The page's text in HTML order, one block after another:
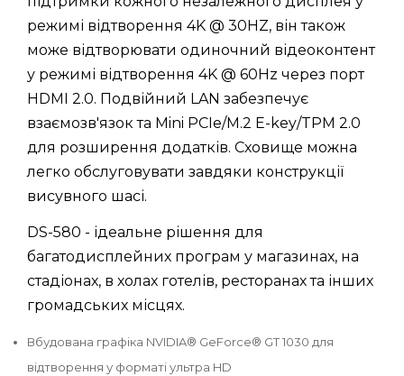
режимі відтворення 4K @ 30HZ, він також
може відтворювати одиночний відеоконтент
у режимі відтворення 4K @ 60Hz через порт
HDMI 2.0. Подвійний LAN забезпечує
взаємозв'язок та Mini PCIe/M.2 E-key/TPM 2.0
для розширення додатків. Сховище можна
легко обслуговувати завдяки конструкції
висувного шасі.
DS-580 - ідеальне рішення для
багатодисплейних програм у магазинах, на
стадіонах, в холах готелів, ресторанах та інших
громадських місцях.
Вбудована графіка NVIDIA® GeForce® GT 1030 для
відтворення у форматі ультра HD